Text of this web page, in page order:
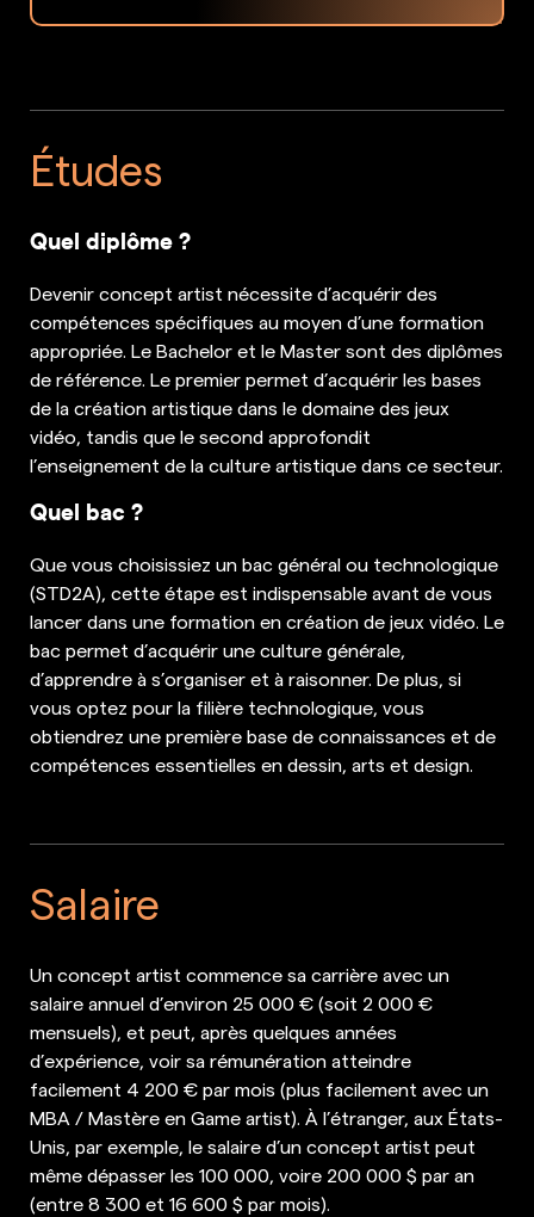
Études
Quel diplôme ?
Devenir concept artist nécessite d’acquérir des
compétences spécifiques au moyen d’une formation
appropriée. Le Bachelor et le Master sont des diplômes
de référence. Le premier permet d’acquérir les bases
de la création artistique dans le domaine des jeux
vidéo, tandis que le second approfondit
l’enseignement de la culture artistique dans ce secteur.
Quel bac ?
Que vous choisissiez un bac général ou technologique
(STD2A), cette étape est indispensable avant de vous
lancer dans une formation en création de jeux vidéo. Le
bac permet d’acquérir une culture générale,
d’apprendre à s’organiser et à raisonner. De plus, si
vous optez pour la filière technologique, vous
obtiendrez une première base de connaissances et de
compétences essentielles en dessin, arts et design.
Salaire
Un concept artist commence sa carrière avec un
salaire annuel d’environ 25 000 € (soit 2 000 €
mensuels), et peut, après quelques années
d’expérience, voir sa rémunération atteindre
facilement 4 200 € par mois (plus facilement avec un
MBA / Mastère en Game artist). À l’étranger, aux États-
Unis, par exemple, le salaire d’un concept artist peut
même dépasser les 100 000, voire 200 000 $ par an
(entre 8 300 et 16 600 $ par mois).